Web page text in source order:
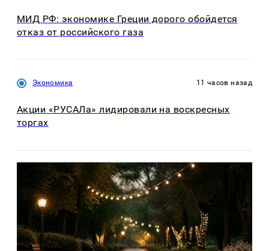
МИД РФ: экономике Греции дорого обойдется
отказ от российского газа
Экономика 11 часов назад
Акции «РУСАЛа» лидировали на воскресных
торгах